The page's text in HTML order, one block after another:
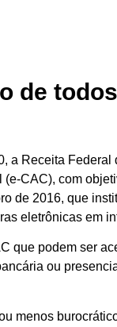
de
a Receita
CAC), com
de 2016, que
eletrônicas em
que podem ser
ou
menos